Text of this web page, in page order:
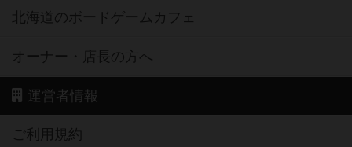
北海道のボードゲームカフェ
オーナー・店長の方へ
運営者情報
ご利用規約